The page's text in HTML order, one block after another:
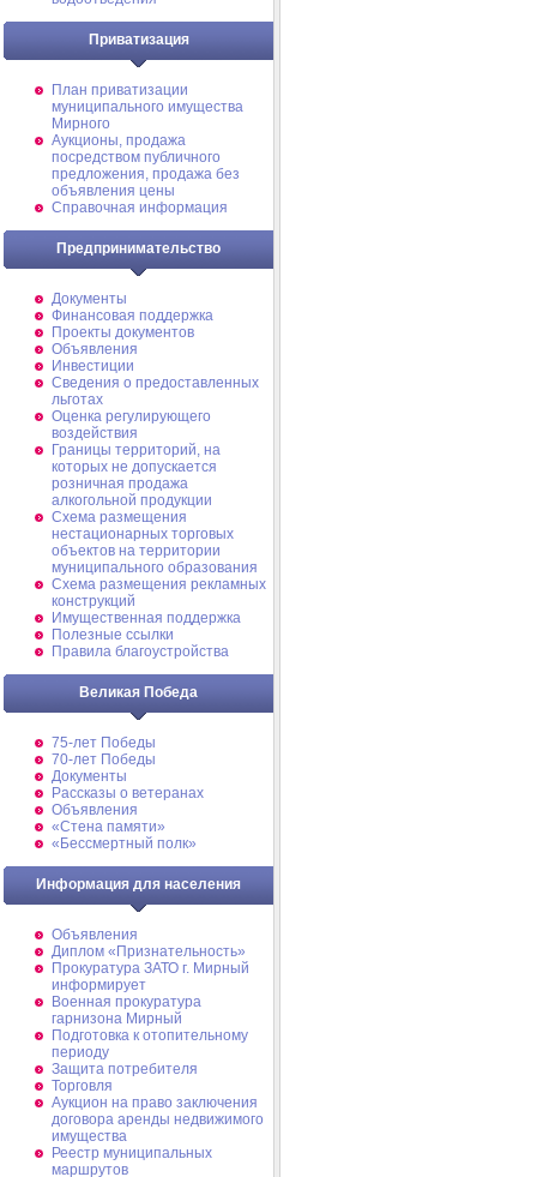
Приватизация
План приватизации
муниципального имущества
Мирного
Аукционы, продажа
посредством публичного
предложения, продажа без
объявления цены
Справочная информация
Предпринимательство
Документы
Финансовая поддержка
Проекты документов
Объявления
Инвестиции
Сведения о предоставленных
льготах
Оценка регулирующего
воздействия
Границы территорий, на
которых не допускается
розничная продажа
алкогольной продукции
Схема размещения
нестационарных торговых
объектов на территории
муниципального образования
Схема размещения рекламных
конструкций
Имущественная поддержка
Полезные ссылки
Правила благоустройства
Великая Победа
75-лет Победы
70-лет Победы
Документы
Рассказы о ветеранах
Объявления
«Стена памяти»
«Бессмертный полк»
Информация для населения
Объявления
Диплом «Признательность»
Прокуратура ЗАТО г. Мирный
информирует
Военная прокуратура
гарнизона Мирный
Подготовка к отопительному
периоду
Защита потребителя
Торговля
Аукцион на право заключения
договора аренды недвижимого
имущества
Реестр муниципальных
маршрутов